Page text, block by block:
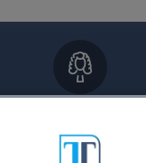
un RDV en
avocat ?